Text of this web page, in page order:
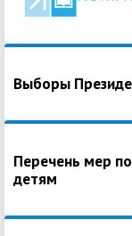
Выборы
Перечень мер
детям